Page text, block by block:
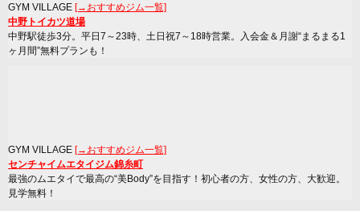
GYM VILLAGE [→おすすめジム一覧]
中野トイカツ道場
中野駅徒歩3分。平日7～23時、土日祝7～18時営業。入会金＆月謝“まるまる1
ヶ月間”無料プランも！
GYM VILLAGE [→おすすめジム一覧]
センチャイムエタイジム錦糸町
最強のムエタイで最高の“美Body”を目指す！初心者の方、女性の方、大歓迎。
見学無料！